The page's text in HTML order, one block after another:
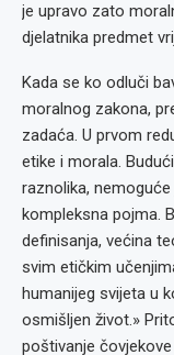
je upravo zato
djelatnika predmet
Kada se ko odluči
moralnog zakona,
zadaća. U prvom
etike i morala.
raznolika,
kompleksna pojma.
definisanja, većina
svim etičkim
humanijeg svijeta u
osmišljen život.»
poštivanje